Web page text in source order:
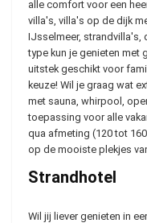
alle comfort voor een
villa's, villa's op de dijk
IJsselmeer, strandvilla's,
type kun je genieten met
uitstek geschikt voor
keuze! Wil je graag wat
met sauna, whirpool,
toepassing voor alle
qua afmeting (120 tot
op de mooiste plekjes
Strandhotel
Wil jij liever genieten in